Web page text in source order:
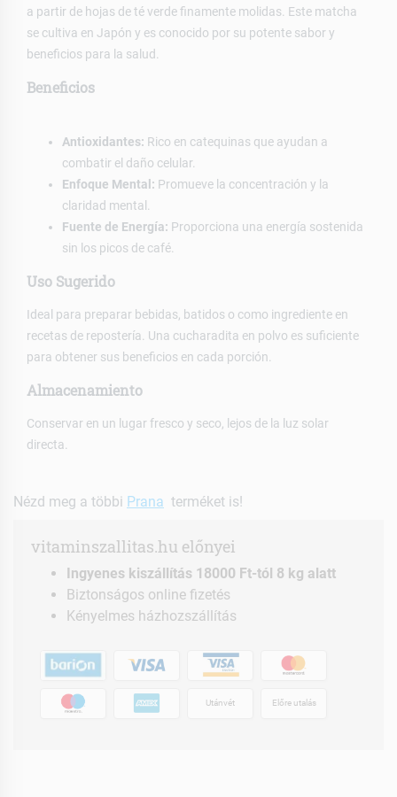
a partir de hojas de té verde finamente molidas. Este matcha
se cultiva en Japón y es conocido por su potente sabor y
beneficios para la salud.
Beneficios
Antioxidantes: Rico en catequinas que ayudan a
combatir el daño celular.
Enfoque Mental: Promueve la concentración y la
claridad mental.
Fuente de Energía: Proporciona una energía sostenida
sin los picos de café.
Uso Sugerido
Ideal para preparar bebidas, batidos o como ingrediente en
recetas de repostería. Una cucharadita en polvo es suficiente
para obtener sus beneficios en cada porción.
Almacenamiento
Conservar en un lugar fresco y seco, lejos de la luz solar
directa.
Nézd meg a többi Prana terméket is!
vitaminszallitas.hu előnyei
Ingyenes kiszállítás 18000 Ft-tól 8 kg alatt
Biztonságos online fizetés
Kényelmes házhozszállítás
Utánvét Előre utalás